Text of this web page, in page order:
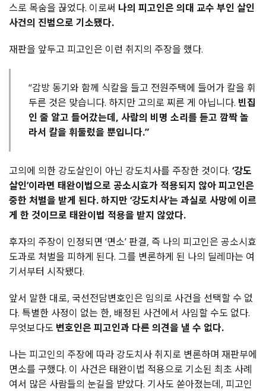
스로 목숨을 끊었다. 이로써 나의 피고인은 의대 교수 부인 살인
사건의 진범으로 기소됐다.
재판을 앞두고 피고인은 이런 취지의 주장을 했다.
“감방 동기와 함께 식칼을 들고 전원주택에 들어가 칼을 휘
두른 것은 맞습니다. 하지만 고의로 찌른 게 아닙니다. 빈집
인 줄 알고 들어갔는데, 사람의 비명 소리를 듣고 깜짝 놀
라서 칼을 휘둘렀을 뿐입니다.”
고의에 의한 강도살인이 아닌 강도치사를 주장한 것이다. ‘강도
살인’이라면 태완이법으로 공소시효가 적용되지 않아 피고인은
중한 처벌을 받게 된다. 하지만 ‘강도치사’는 과실로 사망에 이르
게 한 것이므로 태완이법 적용을 받지 않았다.
후자의 주장이 인정되면 ‘면소’ 판결, 즉 나의 피고인은 공소시효
도과로 처벌을 피하게 된다. 그를 변론하게 된 나의 딜레마는 여
기서부터 시작됐다.
앞서 말한 대로, 국선전담변호인은 임의로 사건을 선택할 수 없
다. 특별한 사정이 없는 한, 배정된 사건에서 사임할 수도 없다.
무엇보다도 변호인은 피고인과 다른 의견을 낼 수 없다.
나는 피고인의 주장에 따라 강도치사 취지로 변론하며 재판부에
면소를 구했다. 이 사건은 태완이법 적용으로 기소된 최초 사례
여서 많은 사람들의 눈길을 받았다. 기사도 쏟아졌는데, 피고인